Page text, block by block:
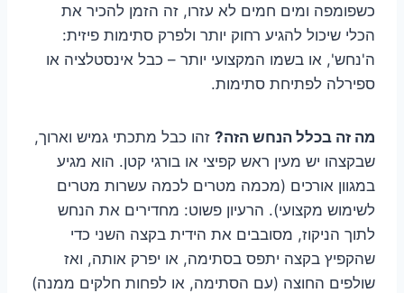
כשפומפה ומים חמים לא עזרו, זה הזמן להכיר את
הכלי שיכול להגיע רחוק יותר ולפרק סתימות פיזית:
ה'נחש', או בשמו המקצועי יותר – כבל אינסטלציה או
ספירלה לפתיחת סתימות.
מה זה בכלל הנחש הזה? זהו כבל מתכתי גמיש וארוך,
שבקצהו יש מעין ראש קפיצי או בורגי קטן. הוא מגיע
במגוון אורכים (מכמה מטרים לכמה עשרות מטרים
לשימוש מקצועי). הרעיון פשוט: מחדירים את הנחש
לתוך הניקוז, מסובבים את הידית בקצה השני כדי
שהקפיץ בקצה יתפס בסתימה, או יפרק אותה, ואז
שולפים החוצה (עם הסתימה, או לפחות חלקים ממנה)